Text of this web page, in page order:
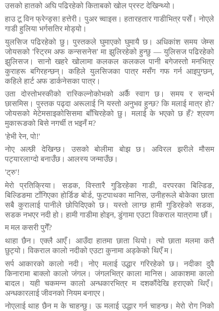
उसको हातको अघि पढिरहेको किताबको खोल प्रस्ट देखिन्थ्यो।
हाउ टू विन फ्रेन्ड्स!हत्तेरी। पुअर च्वाइस। हतारहतार गाडीभित्र पसेँ। नोएले
गाडी हुलिया भर्गसतिर मोड्यो।
युलसिज पढिरहेको छु। पुस्तकले घुमाएको घुमायै छ। अधिकांश समय जेम्स
जोयसको 'स्ट्रिम अफ कन्ससनेस' मा झुलिरहेको हुन्छु— युलिसज पढिरहेको
झुलिसज।
सानो खहरे खोलामा कलकल कलकल पानी बगेजस्तो मनभित्र
कुराहरू बगिरहन्छन्। कहिले युलसिजका पात्र मसँग गफ गर्न आइपुग्छन्,
कहिले हार्ट अफ डार्कनेसका पात्र।
उता
दोस्तोभस्कीको रास्किल्नोकोभको अर्कै स्वाग छ। समय र
सन्दर्भ
छासमिस। पुस्तक पढ्दा अरूलाई नि यस्तो अनुभव हुन्छ? कि मलाई मात्र हो?
जोयसको मेटेमसाइकोसिसमा बाँचिरहेको छु। मलाई के भएको छ हँ?श्रवण
मुकारूङको बिसे नगर्ची त भइनँ म?
'हेभी रेन, पो!'
नोए
अल्छी देखिन्छ। उसको बोलीमा बोझ छ। अविरल झरीले
मौसम
पट्यारलाग्दो बनाउँछ। आलस्य जन्माउँछ।
'ट्रु'!
मेरो
प्रतिक्रिया। सडक,विस्तारै गुडिरहेका गाडी, वरपरका बिल्डिङ,
बिल्डिङमा टाँगिएका होर्डिङ बोर्ड, फुटपाथका मानिस, उनीहरूले बोकेका छाता
सबै कुरालाई पानीले छोपिदिएको छ। यस्तो लाग्छ हामी गुडिरहेको सडक,
सडक नभएर नदी हो। हामी गाडीमा होइन, डुंगामा एउटा विकराल यात्रामा छौं।
म मल कसरी पुगेँ?
थाहा छैन। एक्लै आएँ। आउँदा हातमा छाता थियो। त्यो छाता मलमा कतै
छुट्यो। विकराल कालो नदीको एउटा कुनामा अड्केको थिएँ म।
सर्प आकारको कालो नदी। नोए मलाई उद्धार गरिरहेको छ। नदीका दुवै
किनारामा बाक्लो कालो जंगल। जंगलभित्र काला मानिस। आकाशमा कालो
बादल।
यही चकमन्न कालो अन्धकारभित्र म दशकौंदेखि हराएको थिएँ।
अन्धकारलाई जीवनको नियम बनाएर।
नोएलाई थाह छैन म के चाहन्छु। ऊ मलाई उद्धार गर्न चाहन्छ। मेरो रोग निको